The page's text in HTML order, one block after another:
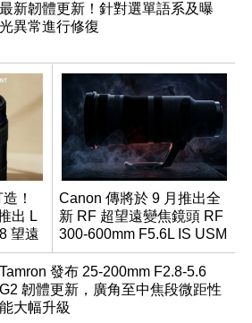
最新韌體更新！針對選單語系及曝
光異常進行修復
！
出 L
望遠
Canon 傳將於 9 月推出全
新 RF 超望遠變焦鏡頭 RF
300-600mm F5.6L IS USM
Tamron 發布 25-200mm F2.8-5.6
G2 韌體更新，廣角至中焦段微距性
能大幅升級